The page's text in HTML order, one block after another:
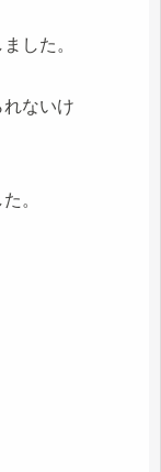
した。
ないけ
。